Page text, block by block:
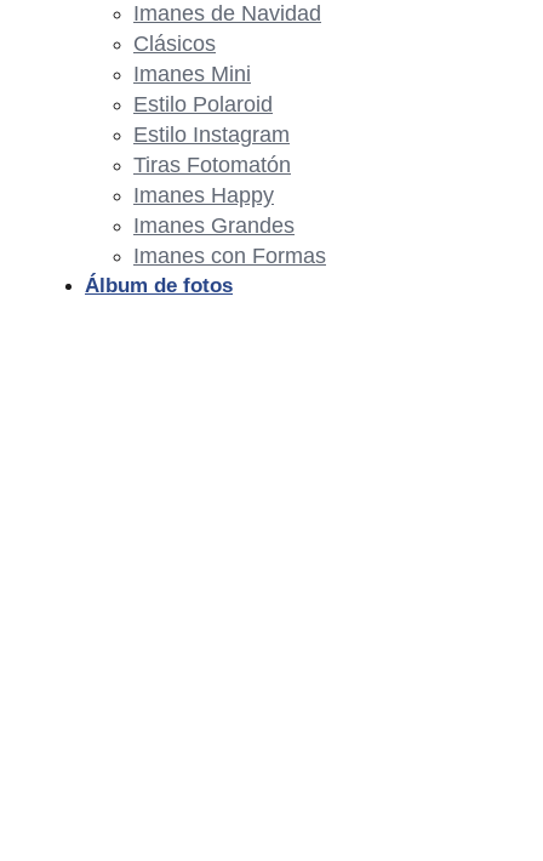
Imanes de Navidad
Clásicos
Imanes Mini
Estilo Polaroid
Estilo Instagram
Tiras Fotomatón
Imanes Happy
Imanes Grandes
Imanes con Formas
Álbum de fotos